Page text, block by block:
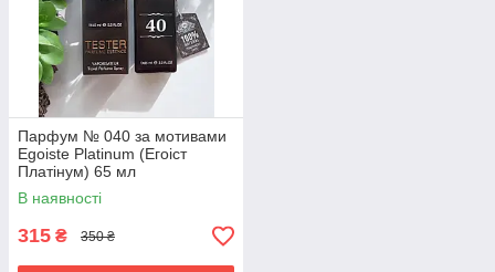
Парфум № 040 за мотивами
Egoiste Platinum (Егоіст
Платінум) 65 мл
В наявності
315 ₴ 350 ₴